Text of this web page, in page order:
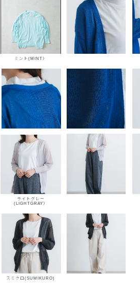
ミント(MINT）
ライトグレー
(LIGHTGRAY）
スミクロ(SUMIKURO)